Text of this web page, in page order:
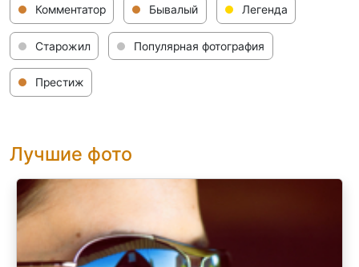
Комментатор Бывалый Легенда
Старожил Популярная фотография
Престиж
Лучшие фото